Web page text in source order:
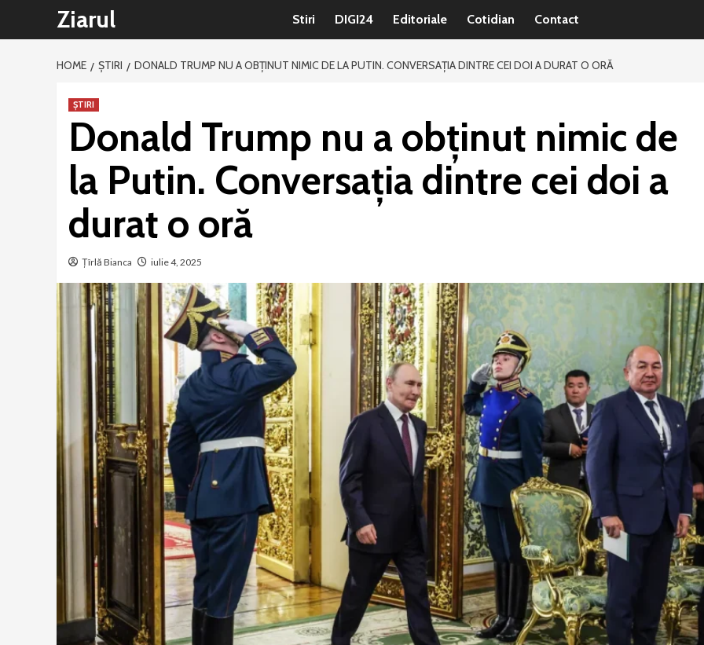
Ziarul Stiri DIGI24 Editoriale Cotidian Contact
HOME ȘTIRI DONALD TRUMP NU A OBȚINUT NIMIC DE LA PUTIN. CONVERSAȚIA DINTRE CEI DOI A DURAT O ORĂ
ȘTIRI
Donald Trump nu a obținut nimic de
la Putin. Conversația dintre cei doi a
durat o oră
Țîrlă Bianca iulie 4, 2025